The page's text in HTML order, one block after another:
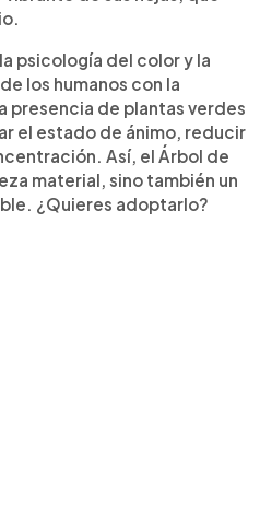
psicología del color y la
los humanos con la
presencia de plantas verdes
el estado de ánimo, reducir
Así, el Árbol de
material, sino también un
¿Quieres adoptarlo?